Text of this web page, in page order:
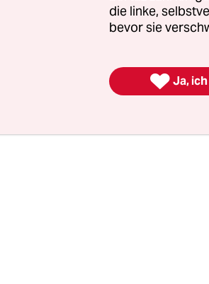
Im gleichen Saal
Mehrheit beschlossen, ihn
ihn aus dem Amt zu
im Senat,
die linke,
bevor sie
 Ja,